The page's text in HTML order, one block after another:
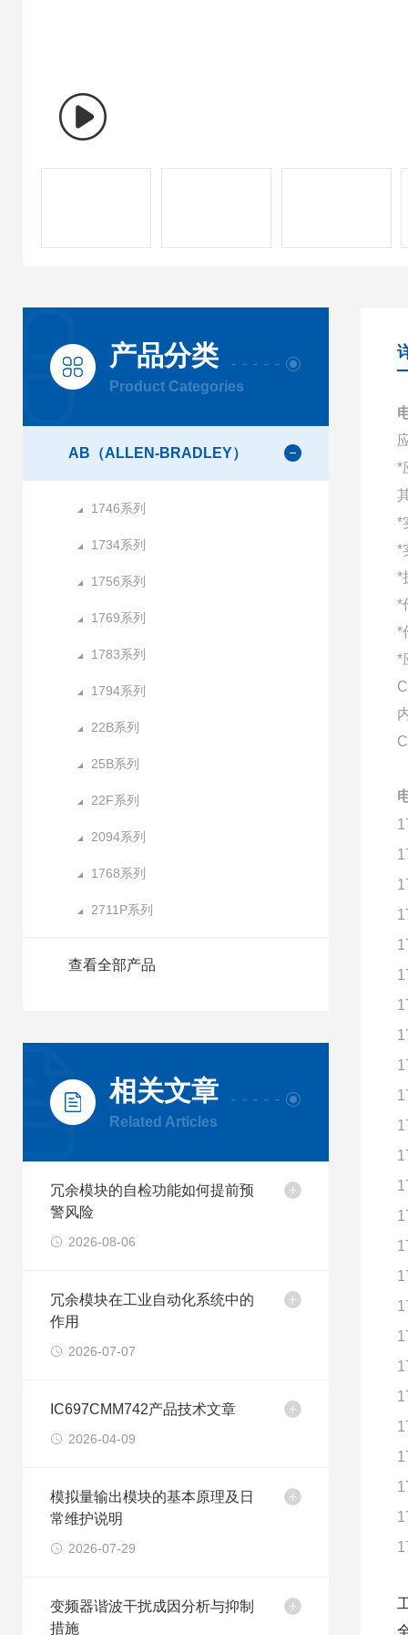
产品分类
Product Categories
AB（ALLEN-BRADLEY）
1746系列
1734系列
1756系列
1769系列
1783系列
1794系列
22B系列
25B系列
22F系列
2094系列
1768系列
2711P系列
查看全部产品
相关文章
Related Articles
冗余模块的自检功能如何提前预
警风险
2026-08-06
冗余模块在工业自动化系统中的
作用
2026-07-07
IC697CMM742产品技术文章
2026-04-09
模拟量输出模块的基本原理及日
常维护说明
2026-07-29
变频器谐波干扰成因分析与抑制
措施
*
*
*
*
*
*
*